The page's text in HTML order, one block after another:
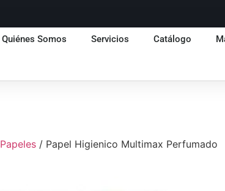
Quiénes Somos Servicios Catálogo
Papeles / Papel Higienico Multimax Perfumado